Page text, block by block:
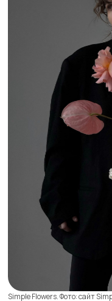
наступила пред-
то вдвойне рекомендуем